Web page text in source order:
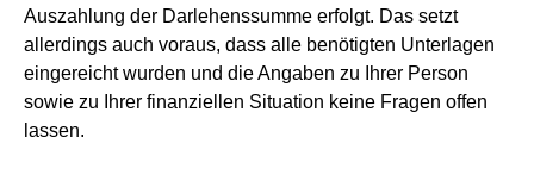
Auszahlung der Darlehenssumme erfolgt. Das setzt
allerdings auch voraus, dass alle benötigten Unterlagen
eingereicht wurden und die Angaben zu Ihrer Person
sowie zu Ihrer finanziellen Situation keine Fragen offen
lassen.